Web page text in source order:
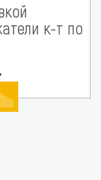
к-т по